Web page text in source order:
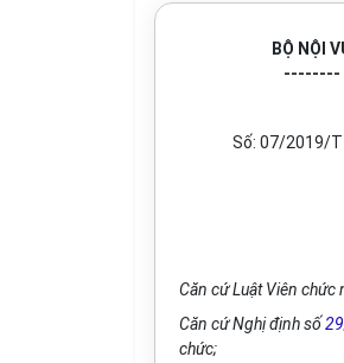
BỘ NỘI
--------
Số: 07/2019/
Căn cứ Luật Viên
Căn cứ Nghị định số
chức;